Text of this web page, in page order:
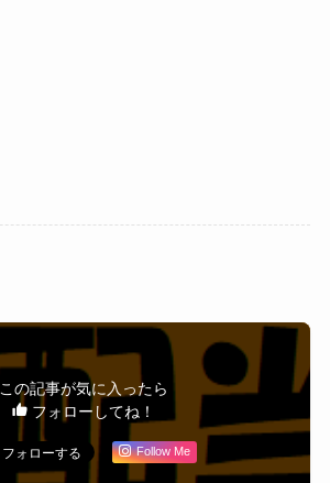
この記事が気に入ったら
フォローしてね！
Follow Me